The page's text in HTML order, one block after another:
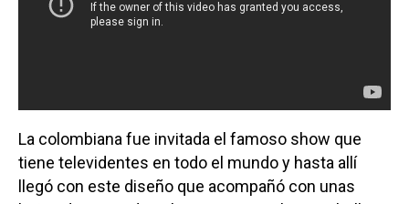
La colombiana fue invitada el famoso show que
tiene televidentes en todo el mundo y hasta allí
llegó con este diseño que acompañó con unas